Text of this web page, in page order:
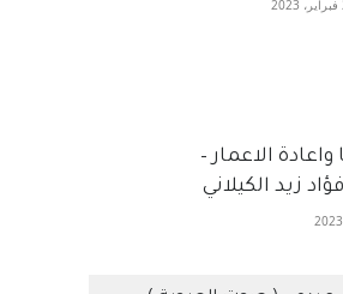
الاعمار –
زيد الكيلاني